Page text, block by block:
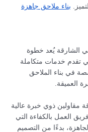
بناء ملاحق جاهزة
في الشارقة يُعد خطوة
تقدم خدمات متكاملة
في بناء الملاحق
العميقة.
مقاولين ذوي خبرة عالية
العمل بالكفاءة التي
بدءًا من التصميم